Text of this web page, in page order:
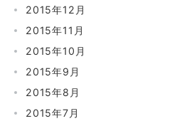
2015年12月
2015年11月
2015年10月
2015年9月
2015年8月
2015年7月